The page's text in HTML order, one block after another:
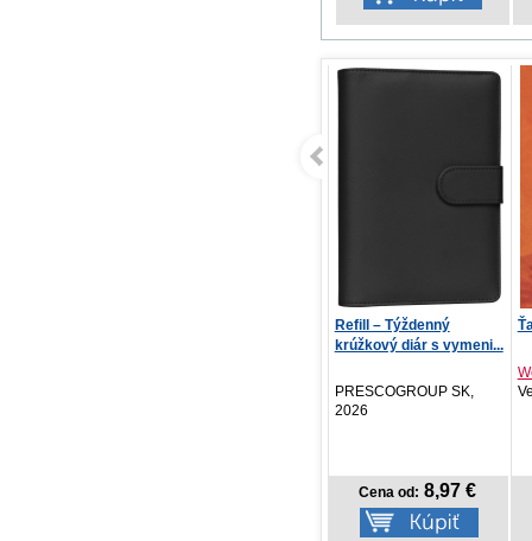
Refill – Týždenný
krúžkový diár s vymeni...
PRESCOGROUP SK,
2026
Cena od:8,97 €